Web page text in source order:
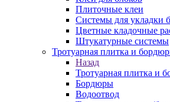
Плиточные клеи
Системы для укладки
Цветные кладочные
Штукатурные системы
Тротуарная плитка и
Назад
Тротуарная плитка и
Бордюры
Водоотвод